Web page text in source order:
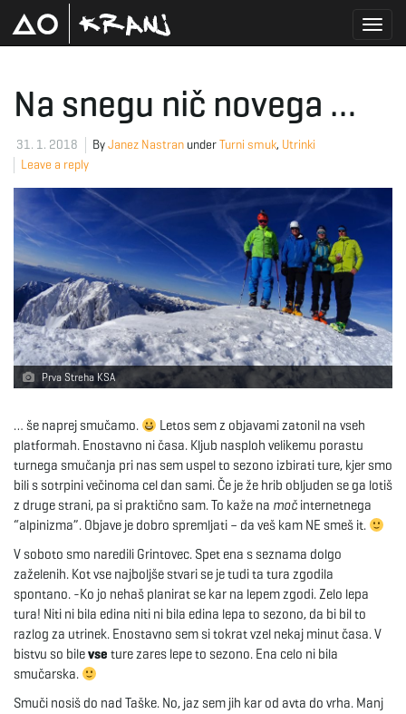
g
l
n
Na snegu nič novega …
31. 1. 2018 ByJanez Nastran underTurni smuk, Utrinki
Leave a reply
Prva Streha KSA
… še naprej smučamo.
Letos sem z objavami zatonil na vseh
platformah. Enostavno ni časa. Kljub nasploh velikemu porastu
turnega smučanja pri nas sem uspel to sezono izbirati ture, kjer smo
bili s sotrpini večinoma cel dan sami. Če je že hrib obljuden se ga lotiš
z druge strani, pa si praktično sam. To kaže na moč internetnega
“alpinizma”. Objave je dobro spremljati – da veš kam NE smeš it.
V soboto smo naredili Grintovec. Spet ena s seznama dolgo
zaželenih. Kot vse najboljše stvari se je tudi ta tura zgodila
spontano. -Ko jo nehaš planirat se kar na lepem zgodi. Zelo lepa
tura! Niti ni bila edina niti ni bila edina lepa to sezono, da bi bil to
razlog za utrinek. Enostavno sem si tokrat vzel nekaj minut časa. V
bistvu so bilevse ture zares lepe to sezono. Ena celo ni bila
smučarska.
Smuči nosiš do nad Taške. No, jaz sem jih kar od avta do vrha. Manj